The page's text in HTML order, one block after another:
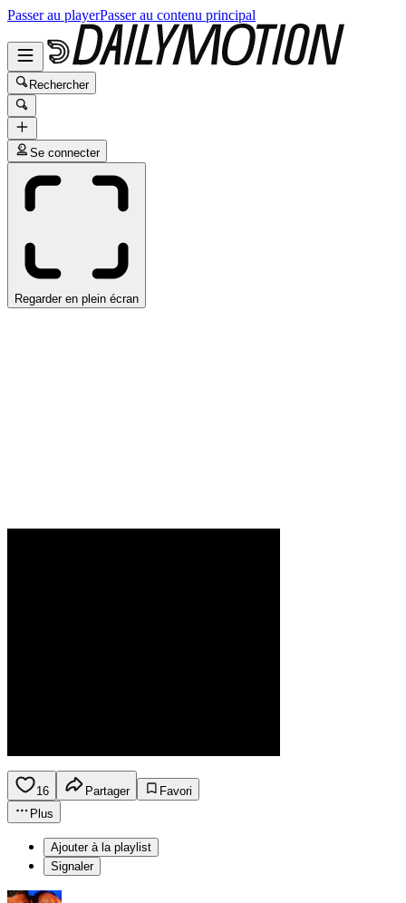
Passer au playerPasser au contenu principal
Rechercher
Se connecter
Regarder en plein écran
16 Partager
Favori
Plus
Ajouter à la playlist
Signaler